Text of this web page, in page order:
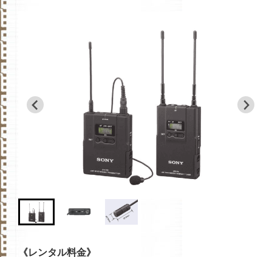
《レンタル料金》